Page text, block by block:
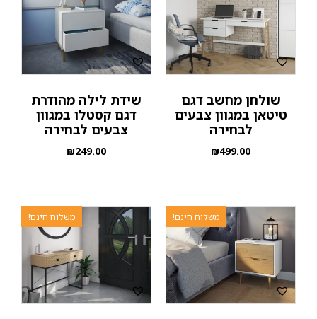
שולחן מחשב דגם
טיטאן במגוון צבעים
לבחירה
₪499.00
שידת לילה מהודרת
דגם קסטלו במגוון
צבעים לבחירה
₪249.00
משלוח חינם! משלוח חינם!